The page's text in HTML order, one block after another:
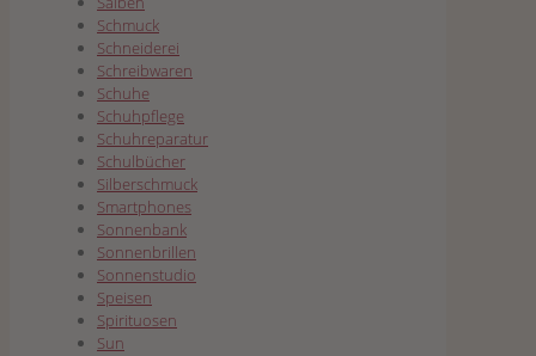
Schmuck
Schneiderei
Schreibwaren
Schuhe
Schuhpflege
Schuhreparatur
Schulbücher
Silberschmuck
Smartphones
Sonnenbank
Sonnenbrillen
Sonnenstudio
Speisen
Spirituosen
Sun